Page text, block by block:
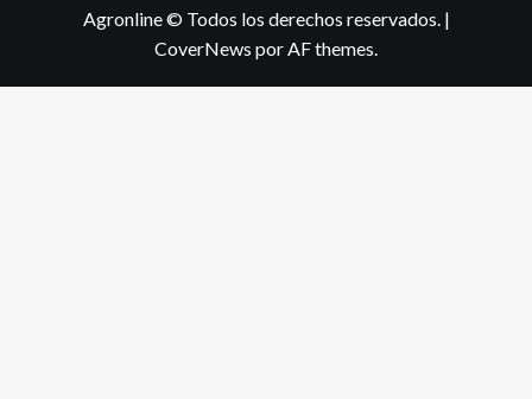
Agronline © Todos los derechos reservados. |
CoverNews por AF themes.